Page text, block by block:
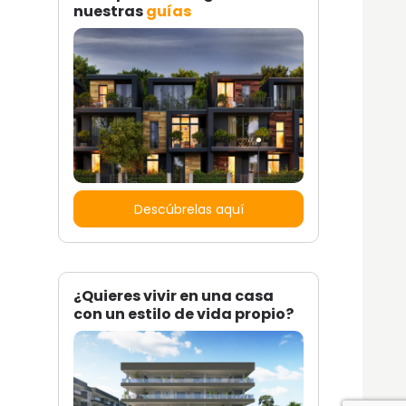
nuestrasguías
Descúbrelas aquí
¿Quieres vivir en una casa
con un estilo de vida propio?